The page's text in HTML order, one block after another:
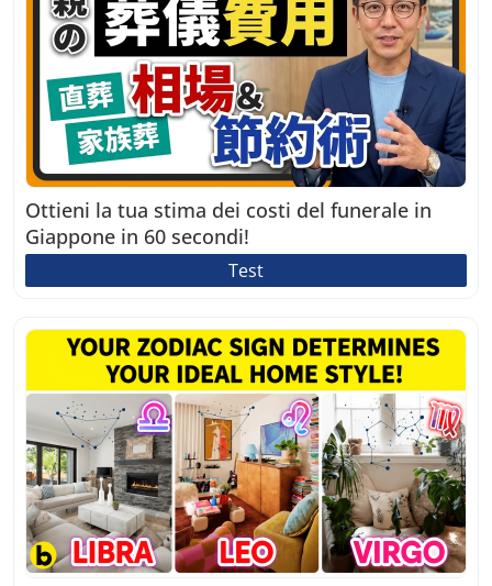
Ottieni la tua stima dei costi del funerale in
Giappone in 60 secondi!
Test